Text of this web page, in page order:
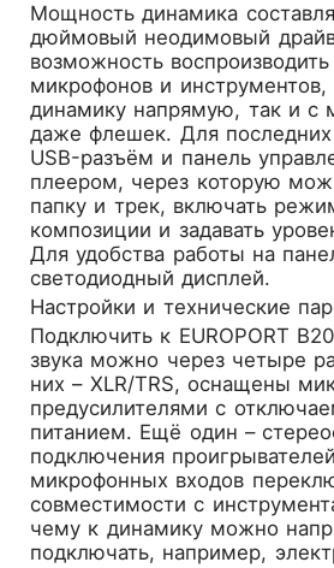
Мощность динамика
дюймовый неодимовый
возможность воспроизводить
микрофонов и
динамику напрямую, так и с
даже флешек. Для последних
USB-разъём и панель
плеером, через которую
папку и трек, включать
композиции и задавать
Для удобства работы на
светодиодный дисплей.
Настройки и технические
Подключить к EUROPORT
звука можно через четыре
них – XLR/TRS, оснащены
предусилителями с
питанием. Ещё один –
подключения
микрофонных входов
совместимости с
чему к динамику можно
подключать, например,